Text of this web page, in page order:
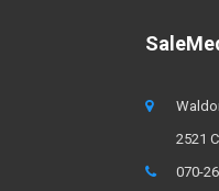
2521
070-